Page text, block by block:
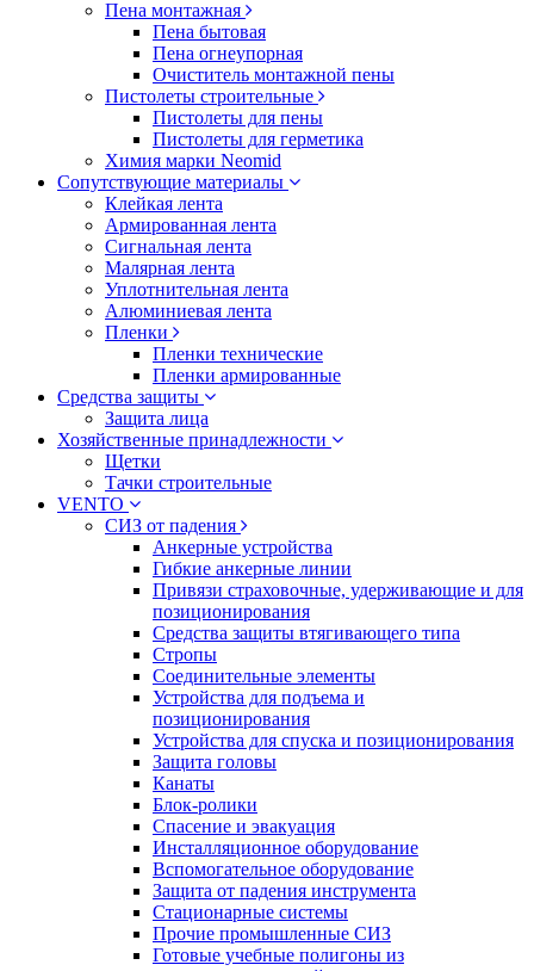
Пена монтажная
Пена бытовая
Пена огнеупорная
Очиститель монтажной пены
Пистолеты строительные
Пистолеты для пены
Пистолеты для герметика
Химия марки Neomid
Сопутствующие материалы
Клейкая лента
Армированная лента
Сигнальная лента
Малярная лента
Уплотнительная лента
Алюминиевая лента
Пленки
Пленки технические
Пленки армированные
Средства защиты
Защита лица
Хозяйственные принадлежности
Щетки
Тачки строительные
VENTO
СИЗ от падения
Анкерные устройства
Гибкие анкерные линии
Привязи страховочные, удерживающие и для
позиционирования
Средства защиты втягивающего типа
Стропы
Соединительные элементы
Устройства для подъема и
позиционирования
Устройства для спуска и позиционирования
Защита головы
Канаты
Блок-ролики
Спасение и эвакуация
Инсталляционное оборудование
Вспомогательное оборудование
Защита от падения инструмента
Стационарные системы
Прочие промышленные СИЗ
Готовые учебные полигоны из